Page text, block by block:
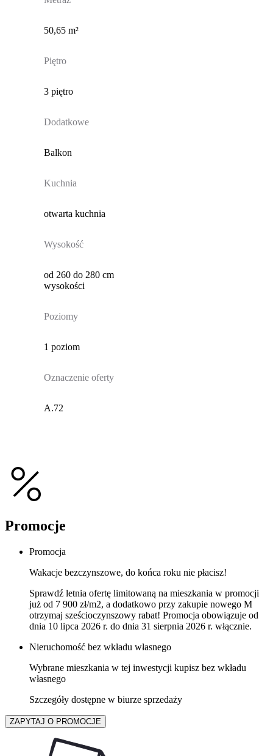
50,65 m²
Piętro
3 piętro
Dodatkowe
Balkon
Kuchnia
otwarta kuchnia
Wysokość
od 260 do 280 cm
wysokości
Poziomy
1 poziom
Oznaczenie oferty
A.72
Promocje
Promocja
Wakacje bezczynszowe, do końca roku nie płacisz!
Sprawdź letnia ofertę limitowaną na mieszkania w promocji
już od 7 900 zł/m2, a dodatkowo przy zakupie nowego M
otrzymaj sześcioczynszowy rabat! Promocja obowiązuje od
dnia 10 lipca 2026 r. do dnia 31 sierpnia 2026 r. włącznie.
Nieruchomość bez wkładu własnego
Wybrane mieszkania w tej inwestycji kupisz bez wkładu
własnego
Szczegóły dostępne w biurze sprzedaży
ZAPYTAJ O PROMOCJE